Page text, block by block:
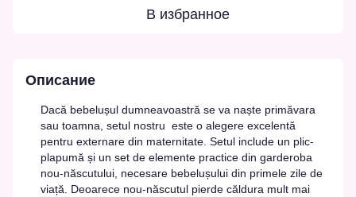
В избранное
Описание
Dacă bebelușul dumneavoastră se va naște primăvara
sau toamna, setul nostru este o alegere excelentă
pentru externare din maternitate. Setul include un plic-
plapumă și un set de elemente practice din garderoba
nou-născutului, necesare bebelușului din primele zile de
viață. Deoarece nou-născutul pierde căldura mult mai